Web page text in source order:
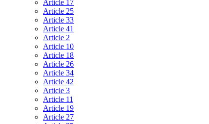
Article 17
Article 25
Article 33
Article 41
Article 2
Article 10
Article 18
Article 26
Article 34
Article 42
Article 3
Article 11
Article 19
Article 27